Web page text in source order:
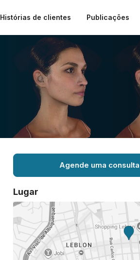
Histórias de clientes Publicações
Agende uma
Lugar